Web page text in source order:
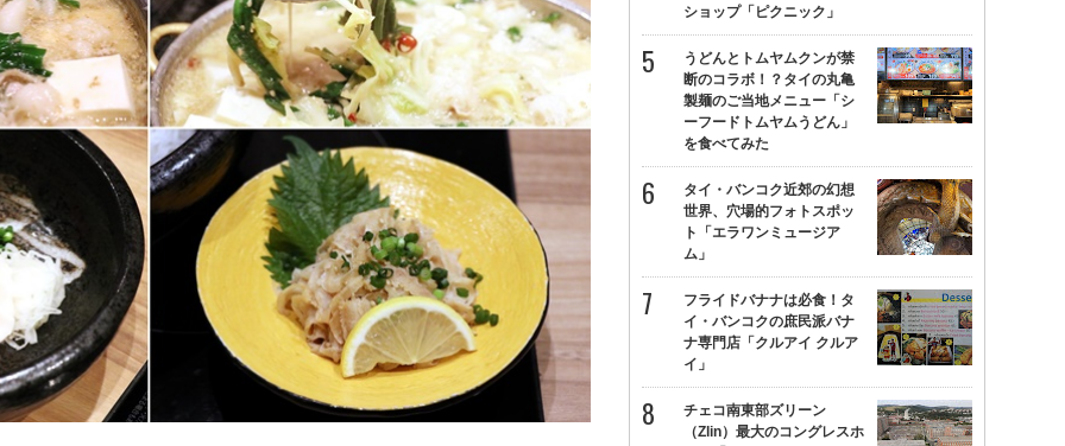
ショップ「ピクニック」
うどんとトムヤムクンが禁
断のコラボ！？タイの丸亀
製麺のご当地メニュー「シ
ーフードトムヤムうどん」
を食べてみた
タイ・バンコク近郊の幻想
世界、穴場的フォトスポッ
ト「エラワンミュージア
ム」
フライドバナナは必食！タ
イ・バンコクの庶民派バナ
ナ専門店「クルアイ クルア
イ」
チェコ南東部ズリーン
（Zlin）最大のコングレスホ